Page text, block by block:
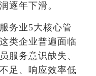
逐年下滑。
务业5大核心管
类企业普遍面临
服务意识缺失、
足、响应效率低